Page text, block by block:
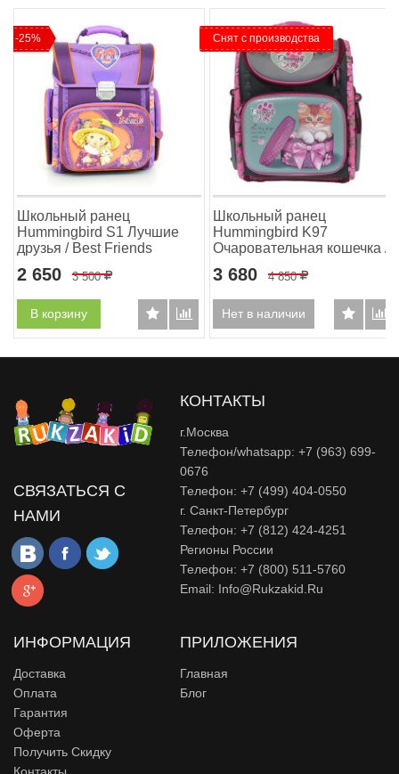
-25%
Школьный ранец
Hummingbird S1 Лучшие
друзья / Best Friends
2 650 3 500Р
В корзину
Снят с производства
Школьный ранец
Hummingbird K97
Очаровательная кошечка /
3 680 4 850Р
Нет в наличии
СВЯЗАТЬСЯ С
НАМИ
КОНТАКТЫ
г.Москва
Телефон/whatsapp: +7 (963) 699-
0676
Телефон: +7 (499) 404-0550
г. Санкт-Петербург
Телефон: +7 (812) 424-4251
Регионы России
Телефон: +7 (800) 511-5760
Email: Info@rukzakid.ru
ИНФОРМАЦИЯ
Доставка
Оплата
Гарантия
Оферта
Получить Скидку
Контакты
ПРИЛОЖЕНИЯ
Главная
Блог